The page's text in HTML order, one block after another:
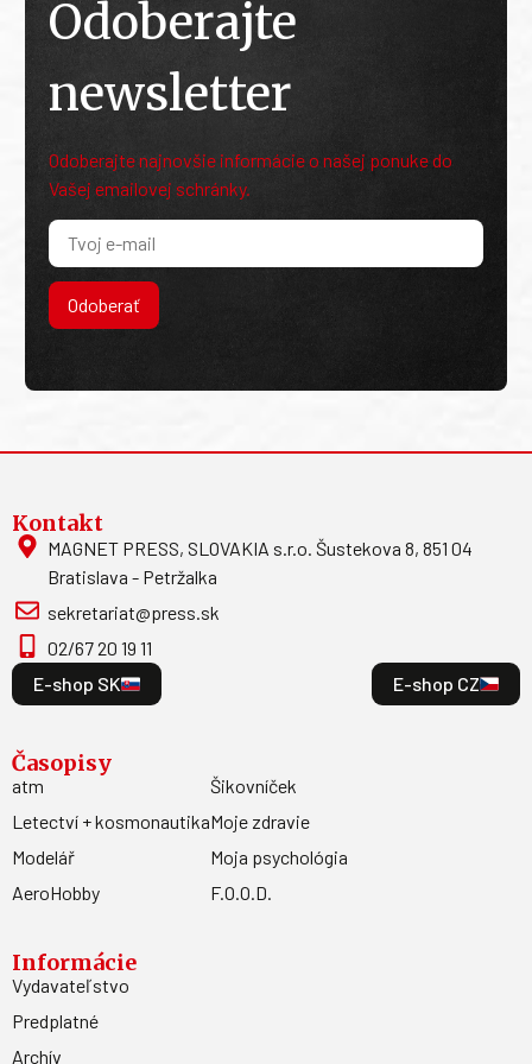
Odoberajte
newsletter
Odoberajte najnovšie informácie o našej ponuke do
Vašej emailovej schránky.
Odoberať
Kontakt
MAGNET PRESS, SLOVAKIA s.r.o. Šustekova 8, 851 04
Bratislava - Petržalka
sekretariat@press.sk
02/67 20 19 11
E-shop SK
E-shop CZ
Časopisy
atm
Letectví + kosmonautika
Modelář
AeroHobby
Šikovníček
Moje zdravie
Moja psychológia
F.O.O.D.
Informácie
Vydavateľstvo
Predplatné
Archív